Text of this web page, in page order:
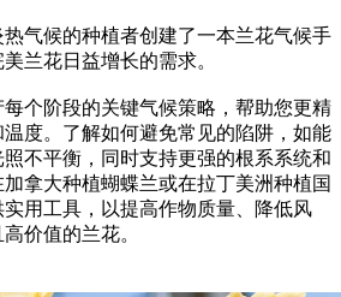
气候的种植者创建了一本兰花气候手
兰花日益增长的需求。
个阶段的关键气候策略，帮助您更精
度。了解如何避免常见的陷阱，如能
不平衡，同时支持更强的根系系统和
拿大种植蝴蝶兰或在拉丁美洲种植国
用工具，以提高作物质量、降低风
价值的兰花。